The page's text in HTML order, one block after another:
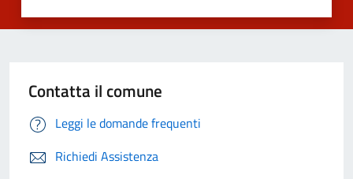
Contatta il comune
Leggi le domande frequenti
Richiedi Assistenza